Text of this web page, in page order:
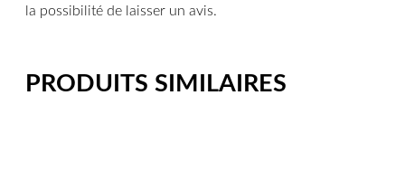
la possibilité de laisser un avis.
PRODUITS SIMILAIRES